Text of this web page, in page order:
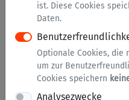
ist. Diese Cookies
Daten.
Optionale Cookies, die
um zur
Cookies speichern
Analysezwecke
Fahrräder
Geldbörse
Handy
Kfz